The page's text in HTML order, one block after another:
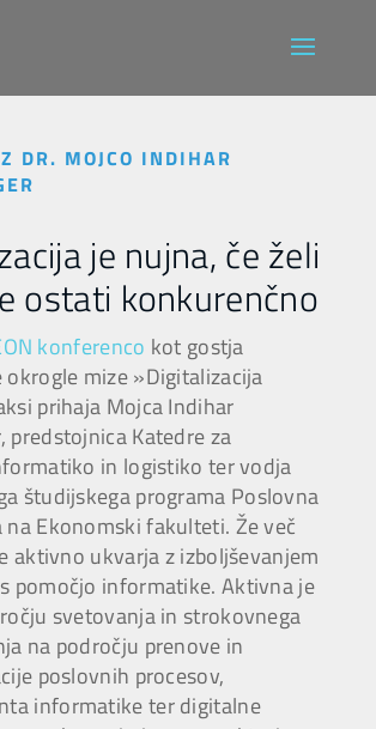
DR. MOJCO INDIHAR
je nujna, če želi
ostati konkurenčno
konferenco kot gostja
mize »Digitalizacija
prihaja Mojca Indihar
predstojnica Katedre za
in logistiko ter vodja
študijskega programa Poslovna
Ekonomski fakulteti. Že več
aktivno ukvarja z izboljševanjem
pomočjo informatike. Aktivna je
svetovanja in strokovnega
na področju prenove in
poslovnih procesov,
informatike ter digitalne